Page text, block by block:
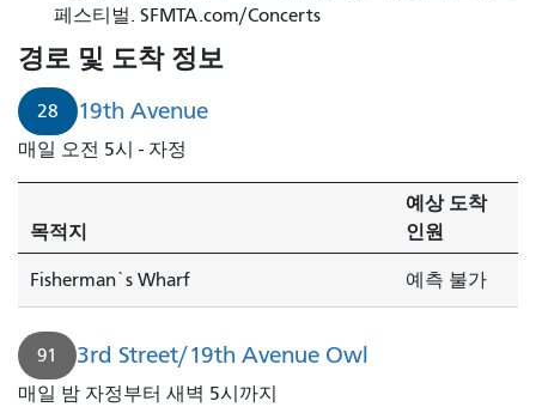
페스티벌. SFMTA.com/Concerts
경로 및 도착 정보
28 19th Avenue
매일 오전 5시 - 자정
목적지
예상 도착
인원
Fisherman`s Wharf 예측 불가
91 3rd Street/19th Avenue Owl
매일 밤 자정부터 새벽 5시까지